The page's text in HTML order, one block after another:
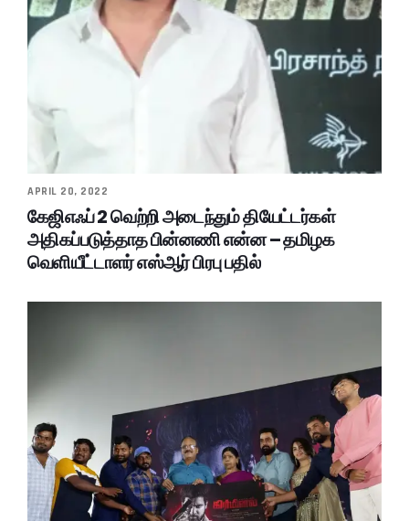
APRIL 20, 2022
கேஜிஎஃப் 2 வெற்றி அடைந்தும் தியேட்டர்கள்
அதிகப்படுத்தாத பின்னணி என்ன – தமிழக
வெளியீட்டாளர் எஸ்ஆர் பிரபு பதில்